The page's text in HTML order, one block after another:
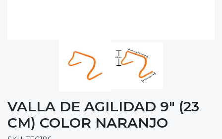
VALLA DE AGILIDAD 9" (23
CM) COLOR NARANJO